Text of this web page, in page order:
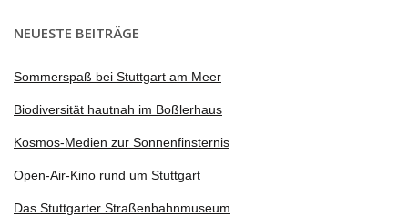
NEUESTE BEITRÄGE
Sommerspaß bei Stuttgart am Meer
Biodiversität hautnah im Boßlerhaus
Kosmos-Medien zur Sonnenfinsternis
Open-Air-Kino rund um Stuttgart
Das Stuttgarter Straßenbahnmuseum